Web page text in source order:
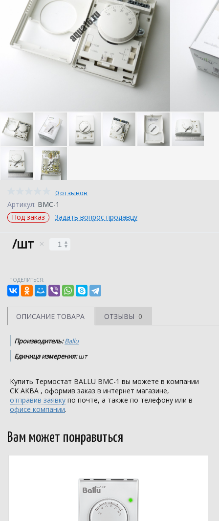
0 отзывов
Артикул: BMC-1
Под заказ
Задать вопрос продавцу
/шт
ПОДЕЛИТЬСЯ:
ОПИСАНИЕ ТОВАРА ОТЗЫВЫ 0
Производитель:Ballu
Единица измерения:шт
Купить Термостат BALLU BMC-1 вы можете в компании
СК АКВА , оформив заказ в интернет магазине,
отправив заявку по почте, а также по телефону или в
офисе компании.
Вам может понравиться